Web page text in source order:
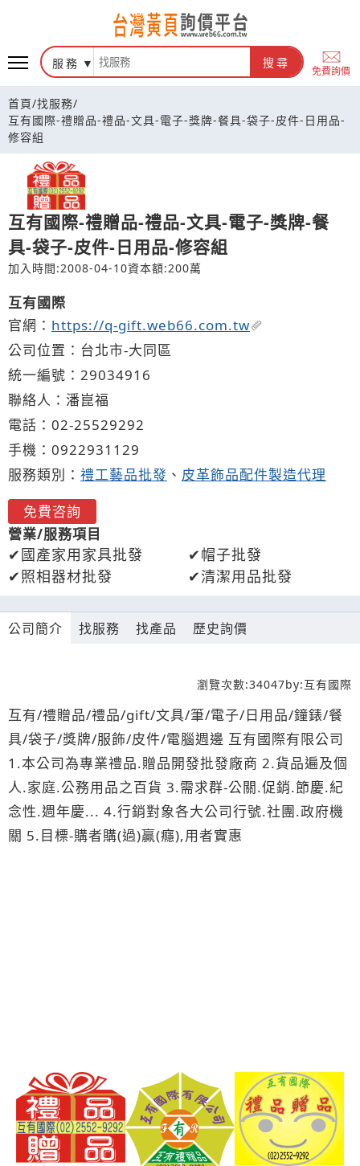
台灣黃頁詢價平台
服務 搜尋
免費詢價
首頁/找服務/
互有國際-禮贈品-禮品-文具-電子-獎牌-餐具-袋子-皮件-日用品-
修容組
互有國際-禮贈品-禮品-文具-電子-獎牌-餐
具-袋子-皮件-日用品-修容組
加入時間:2008-04-10資本額:200萬
互有國際
官網： https://q-gift.web66.com.tw
公司位置：台北市-大同區
統一編號：29034916
聯絡人：潘崑福
電話： 02-25529292
手機： 0922931 129
服務類別： 禮工藝品批發 、 皮革飾品配件製造代理
免費咨詢
營業/服務項目
國產家用家具批發
帽子批發
照相器材批發
清潔用品批發
公司簡介 找服務 找產品 歷史詢價
瀏覽次數:34047by:互有國際
互有/禮贈品/禮品/gift/文具/筆/電子/日用品/鐘錶/餐
具/袋子/獎牌/服飾/皮件/電腦週邊 互有國際有限公司
1.本公司為專業禮品.贈品開發批發廠商 2.貨品遍及個
人.家庭.公務用品之百貨 3.需求群-公關.促銷.節慶.紀
念性.週年慶... 4.行銷對象各大公司行號.社團.政府機
關 5.目標-購者購(過)贏(癮),用者實惠